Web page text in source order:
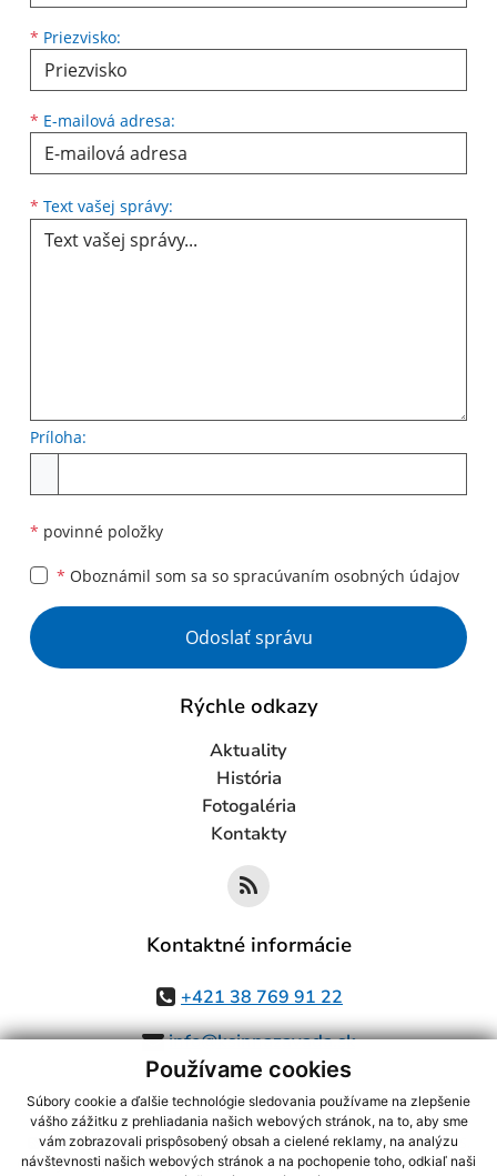
Používame cookies
Súbory cookie a ďalšie technológie sledovania používame na zlepšenie
vášho zážitku z prehliadania našich webových stránok, na to, aby sme
vám zobrazovali prispôsobený obsah a cielené reklamy, na analýzu
návštevnosti našich webových stránok a na pochopenie toho, odkiaľ naši
* Priezvisko:
* E-mailová adresa:
* Text vašej správy:
Príloha:
* povinné položky
* Oboznámil som sa so spracúvaním osobných údajov
Google reCaptcha Response
Odoslať správu
Rýchle odkazy
Aktuality
História
Fotogaléria
Kontakty
Kontaktné informácie
+421 38 769 91 22
info@ksinnazavada.sk
využite možnosť získavania aktuálnych informácií s využitím RSS
CMS systém (redakčný) systém ECHELON 2,Mapa stránok,web portál